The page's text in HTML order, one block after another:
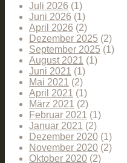
Juli 2026 (1)
Juni 2026 (1)
April 2026 (2)
Dezember 2025 (2)
September 2025 (1)
August 2021 (1)
Juni 2021 (1)
Mai 2021 (2)
April 2021 (1)
März 2021 (2)
Februar 2021 (1)
Januar 2021 (2)
Dezember 2020 (1)
November 2020 (2)
Oktober 2020 (2)